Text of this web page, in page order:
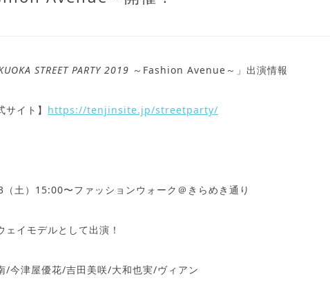
STREET PARTY 2019 ～ Fashion Avenue～」出演情報
サイト】 https://tenjinsite.jp/streetparty/
土）15:00〜ファッションウォーク＠きらめき通り
ェイモデルとして出演！
/今津屋優花/吉田美咲/大和也実/ヴィアン